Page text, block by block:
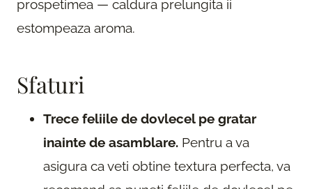
prospetimea — caldura prelungita ii
estompeaza aroma.
Sfaturi
Trece feliile de dovlecel pe gratar
inainte de asamblare. Pentru a va
asigura ca veti obtine textura perfecta, va